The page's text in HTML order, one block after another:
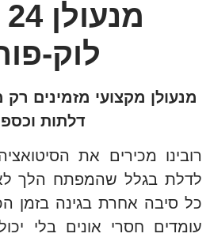
לוק-
מנעולן מקצועי מזמינים רק
דלתות
רובינו מכירים את
לדלת בגלל שהמפתח הלך
כל סיבה אחרת בגינה בזמן
עומדים חסרי אונים בלי